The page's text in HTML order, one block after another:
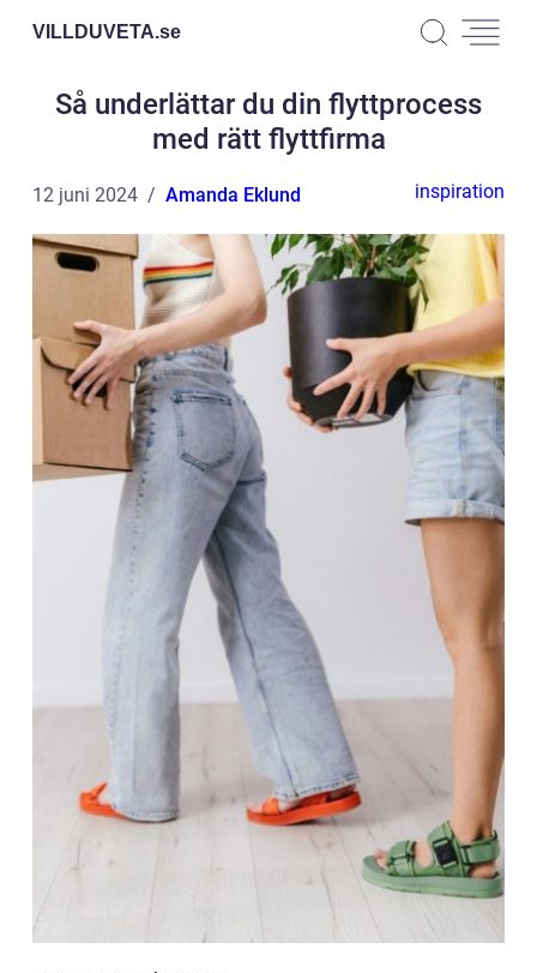
VILLDUVETA.se
Så underlättar du din flyttprocess
med rätt flyttfirma
12 juni 2024 Amanda Eklund inspiration